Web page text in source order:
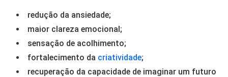
redução da ansiedade;
maior clareza emocional;
sensação de acolhimento;
fortalecimento da criatividade;
recuperação da capacidade de imaginar um futuro